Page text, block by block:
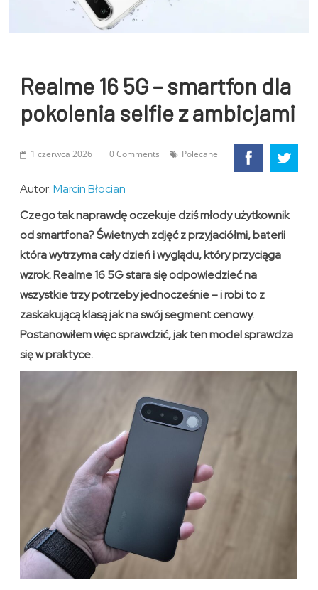
Realme 16 5G – smartfon dla
pokolenia selfie z ambicjami
1 czerwca 2026 0 Comments Polecane
Autor:Marcin Błocian
Czego tak naprawdę oczekuje dziś młody użytkownik
od smartfona? Świetnych zdjęć z przyjaciółmi, baterii
która wytrzyma cały dzień i wyglądu, który przyciąga
wzrok. Realme 16 5G stara się odpowiedzieć na
wszystkie trzy potrzeby jednocześnie – i robi to z
zaskakującą klasą jak na swój segment cenowy.
Postanowiłem więc sprawdzić, jak ten model sprawdza
się w praktyce.